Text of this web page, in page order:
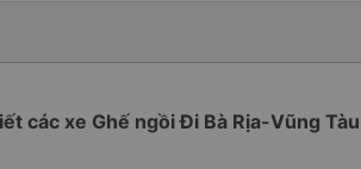
các xe Ghế ngồi Đi Bà Rịa-Vũng